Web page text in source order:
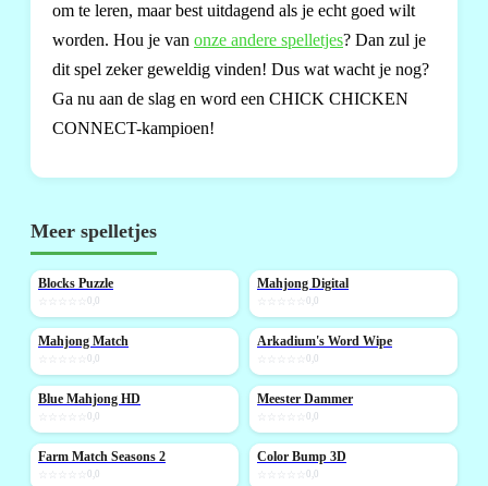
om te leren, maar best uitdagend als je echt goed wilt
worden. Hou je van onze andere spelletjes? Dan zul je
dit spel zeker geweldig vinden! Dus wat wacht je nog?
Ga nu aan de slag en word een CHICK CHICKEN
CONNECT-kampioen!
Meer spelletjes
NIEUW
Blocks Puzzle
0,0
NIEUW
Mahjong Digital
0,0
NIEUW
Mahjong Match
0,0
NIEUW
Arkadium's Word Wipe
0,0
NIEUW
Blue Mahjong HD
0,0
Meester Dammer
0,0
NIEUW
Farm Match Seasons 2
0,0
NIEUW
Color Bump 3D
0,0